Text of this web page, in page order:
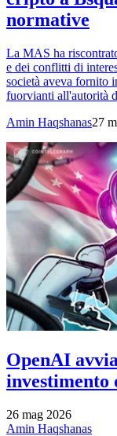
normative
La MAS ha
e dei conflitti di
società aveva fornito
fuorvianti all'autorità
Amin Haqshanas27
OpenAI
investimento
26 mag 2026
Amin Haqshanas